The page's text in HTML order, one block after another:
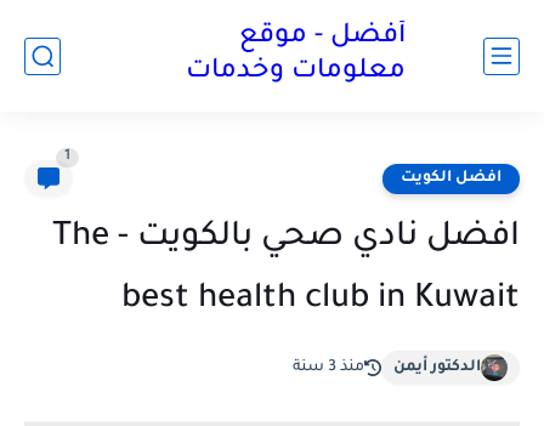
أفضل - موقع
معلومات وخدمات
افضل الكويت
1
افضل نادي صحي بالكويت - The
best health club in Kuwait
الدكتور أيمن منذ 3 سنة